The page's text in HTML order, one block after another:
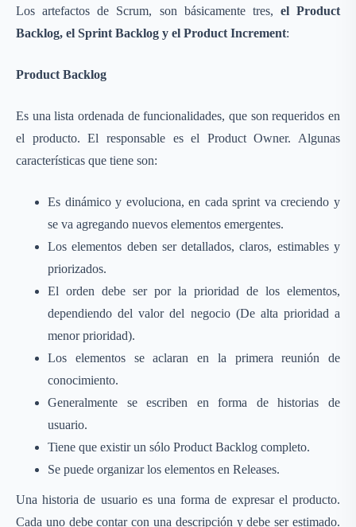
Los artefactos de Scrum, son básicamente tres, el Product
Backlog, el Sprint Backlog y el Product Increment:
Product Backlog
Es una lista ordenada de funcionalidades, que son requeridos en
el producto. El responsable es el Product Owner. Algunas
características que tiene son:
Es dinámico y evoluciona, en cada sprint va creciendo y
se va agregando nuevos elementos emergentes.
Los elementos deben ser detallados, claros, estimables y
priorizados.
El orden debe ser por la prioridad de los elementos,
dependiendo del valor del negocio (De alta prioridad a
menor prioridad).
Los elementos se aclaran en la primera reunión de
conocimiento.
Generalmente se escriben en forma de historias de
usuario.
Tiene que existir un sólo Product Backlog completo.
Se puede organizar los elementos en Releases.
Una historia de usuario es una forma de expresar el producto.
Cada uno debe contar con una descripción y debe ser estimado.